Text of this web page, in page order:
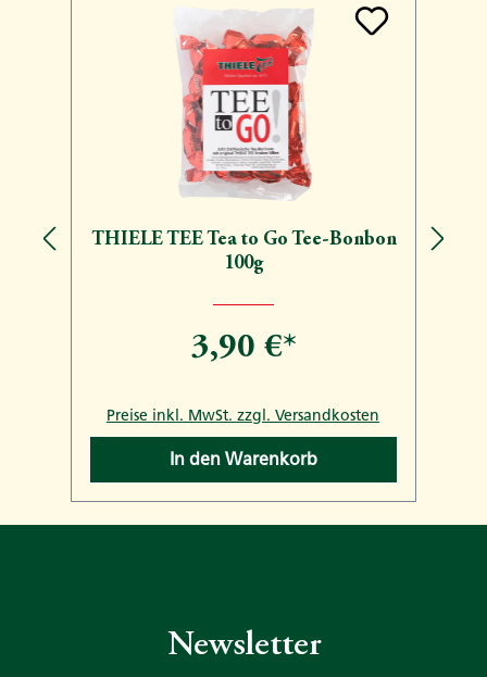
THIELE TEE Tea to Go Tee-Bonbon
100g
3,90 €*
Preise inkl. MwSt. zzgl. Versandkosten
In den Warenkorb
Newsletter